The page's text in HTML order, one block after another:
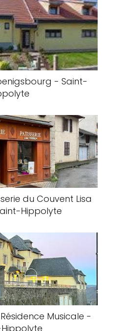
- Saint-
du Couvent Lisa
Hippolyte
Musicale -